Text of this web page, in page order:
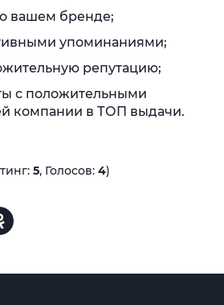
вашем бренде;
упоминаниями;
репутацию;
с положительными
компании в ТОП выдачи.
5, Голосов: 4)